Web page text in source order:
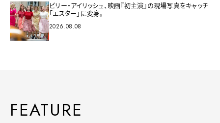
ビリー・アイリッシュ、映画『初主演』の現場写真をキャッチ
「エスター」に変身。
2026.08.08
FEATURE